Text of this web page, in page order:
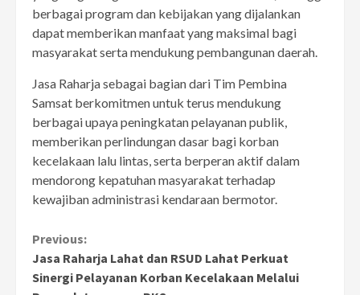
berbagai program dan kebijakan yang dijalankan
dapat memberikan manfaat yang maksimal bagi
masyarakat serta mendukung pembangunan daerah.
Jasa Raharja sebagai bagian dari Tim Pembina
Samsat berkomitmen untuk terus mendukung
berbagai upaya peningkatan pelayanan publik,
memberikan perlindungan dasar bagi korban
kecelakaan lalu lintas, serta berperan aktif dalam
mendorong kepatuhan masyarakat terhadap
kewajiban administrasi kendaraan bermotor.
Continue
Reading
Previous:
Jasa Raharja Lahat dan RSUD Lahat Perkuat
Sinergi Pelayanan Korban Kecelakaan Melalui